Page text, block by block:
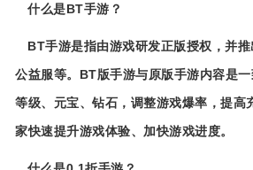
什么是BT手游？
BT手游是指由游戏研发正版授权，并推
公益服等。BT版手游与原版手游内容是
等级、元宝、钻石，调整游戏爆率，提高
家快速提升游戏体验、加快游戏进度。